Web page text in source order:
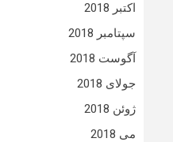
اکتبر 2018
سپتامبر 2018
آگوست 2018
جولای 2018
ژوئن 2018
می 2018